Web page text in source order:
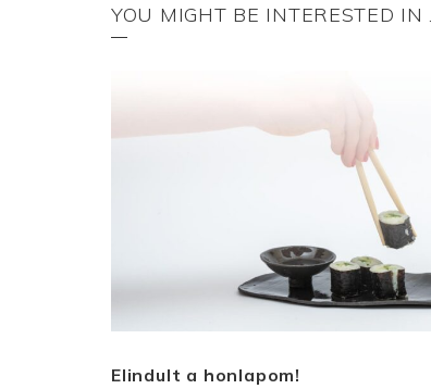
YOU MIGHT BE INTERESTED IN …
Elindult a honlapom!